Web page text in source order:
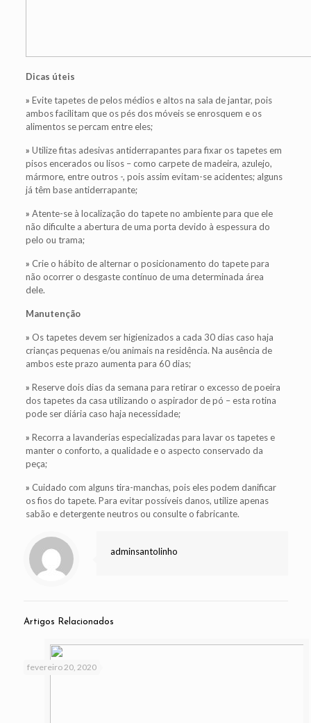
Dicas úteis
» Evite tapetes de pelos médios e altos na sala de jantar, pois
ambos facilitam que os pés dos móveis se enrosquem e os
alimentos se percam entre eles;
» Utilize fitas adesivas antiderrapantes para fixar os tapetes em
pisos encerados ou lisos – como carpete de madeira, azulejo,
mármore, entre outros -, pois assim evitam-se acidentes; alguns
já têm base antiderrapante;
» Atente-se à localização do tapete no ambiente para que ele
não dificulte a abertura de uma porta devido à espessura do
pelo ou trama;
» Crie o hábito de alternar o posicionamento do tapete para
não ocorrer o desgaste contínuo de uma determinada área
dele.
Manutenção
» Os tapetes devem ser higienizados a cada 30 dias caso haja
crianças pequenas e/ou animais na residência. Na ausência de
ambos este prazo aumenta para 60 dias;
» Reserve dois dias da semana para retirar o excesso de poeira
dos tapetes da casa utilizando o aspirador de pó – esta rotina
pode ser diária caso haja necessidade;
» Recorra a lavanderias especializadas para lavar os tapetes e
manter o conforto, a qualidade e o aspecto conservado da
peça;
» Cuidado com alguns tira-manchas, pois eles podem danificar
os fios do tapete. Para evitar possíveis danos, utilize apenas
sabão e detergente neutros ou consulte o fabricante.
adminsantolinho
Artigos Relacionados
fevereiro 20, 2020